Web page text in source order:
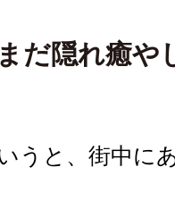
だ隠れ癒や
うと、街中に